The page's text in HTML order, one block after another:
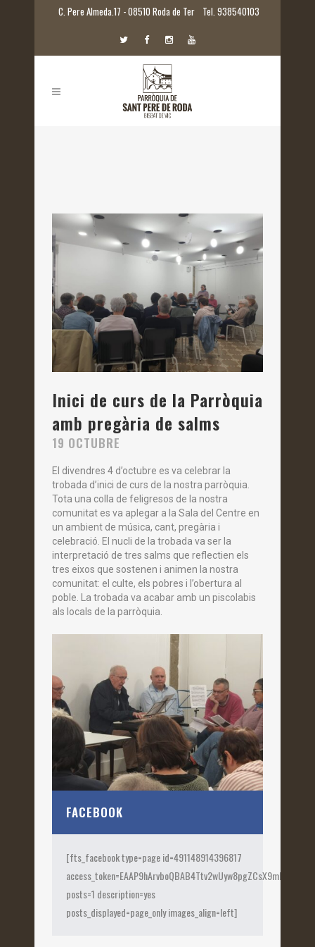
C. Pere Almeda.17 - 08510 Roda de Ter Tel. 938540103
Inici de curs de la Parròquia
amb pregària de salms
19 OCTUBRE
El divendres 4 d’octubre es va celebrar la
trobada d’inici de curs de la nostra parròquia.
Tota una colla de feligresos de la nostra
comunitat es va aplegar a la Sala del Centre en
un ambient de música, cant, pregària i
celebració. El nucli de la trobada va ser la
interpretació de tres salms que reflectien els
tres eixos que sostenen i animen la nostra
comunitat: el culte, els pobres i l’obertura al
poble. La trobada va acabar amb un piscolabis
als locals de la parròquia.
FACEBOOK
[fts_facebook type=page id=491148914396817
posts=1 description=yes
posts_displayed=page_only images_align=left]